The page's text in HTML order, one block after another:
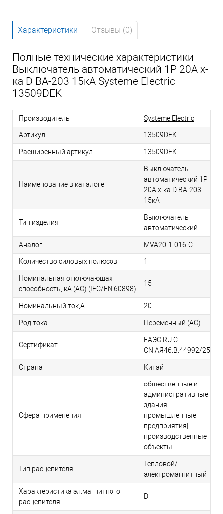
Характеристики Отзывы (0)
Полные технические характеристики
Выключатель автоматический 1P 20A х-
ка D ВА-203 15кА Systeme Electric
13509DEK
Производитель Systeme Electric
Артикул 13509DEK
Расширенный артикул 13509DEK
Наименование в каталоге
Выключатель
автоматический 1P
20A х-ка D ВА-203
15кА
Тип изделия
Выключатель
автоматический
Аналог MVA20-1-016-C
Количество силовых полюсов 1
Номинальная отключающая
способность, кA (AC) (IEC/EN 60898)
15
Номинальный ток,А 20
Род тока Переменный (АС)
Сертификат
ЕАЭС RU С-
CN.АЯ46.В.44992/25
Страна Китай
Сфера применения
общественные и
административные
здания|
промышленные
предприятия|
производственные
объекты
Тип расцепителя
Тепловой/
электромагнитный
Характеристика эл.магнитного
расцепителя
D